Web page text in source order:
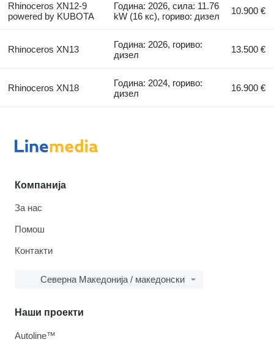
Rhinoceros XN12-9
powered by KUBOTA
Година: 2026, сила: 11.76
kW (16 кс), гориво: дизел
10.900 €
Rhinoceros XN13
Година: 2026, гориво:
дизел
13.500 €
Rhinoceros XN18
Година: 2024, гориво:
дизел
16.900 €
Компанија
За нас
Помош
Контакти
Северна Македонија / македонски
Наши проекти
Autoline™